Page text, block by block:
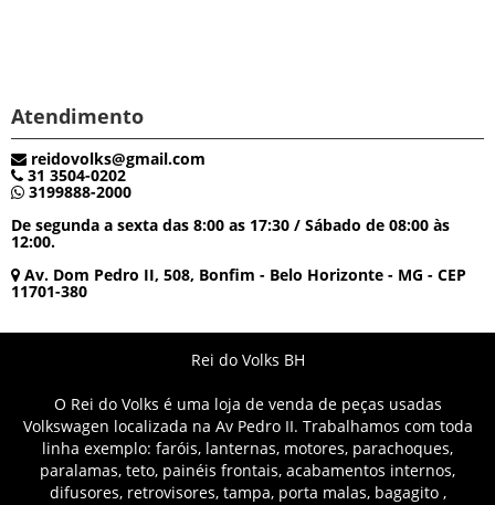
Atendimento
reidovolks@gmail.com
31 3504-0202
3199888-2000
De segunda a sexta das 8:00 as 17:30 / Sábado de 08:00 às
12:00.
Av. Dom Pedro II, 508, Bonfim - Belo Horizonte - MG - CEP
11701-380
Rei do Volks BH
O Rei do Volks é uma loja de venda de peças usadas
Volkswagen localizada na Av Pedro II. Trabalhamos com toda
linha exemplo: faróis, lanternas, motores, parachoques,
paralamas, teto, painéis frontais, acabamentos internos,
difusores, retrovisores, tampa, porta malas, bagagito ,